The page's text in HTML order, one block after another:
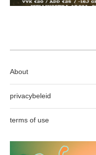
About
privacybeleid
terms of use